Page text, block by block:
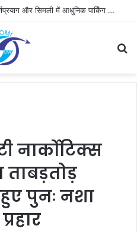
चारधाम यात्रा होगी और सुगम – कर्णप्रयाग और सिमली में आधुनिक पार्किंग परियोजनाओं को मिली रफ्तार
नार्कोटिक्स
ताबड़तोड़
पुनः नशा